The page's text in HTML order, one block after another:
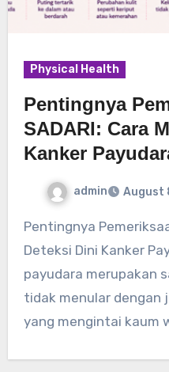
Physical Health
Pentingnya
SADARI: Cara
Kanker
admin August
Pentingnya Pemeriksaan SADARI: Cara Mudah
Deteksi Dini Kanker
payudara merupakan
tidak menular dengan
yang mengintai kaum